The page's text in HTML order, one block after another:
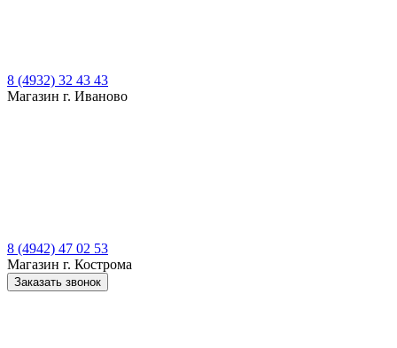
8 (4932) 32 43 43
Магазин г. Иваново
8 (4942) 47 02 53
Магазин г. Кострома
Заказать звонок